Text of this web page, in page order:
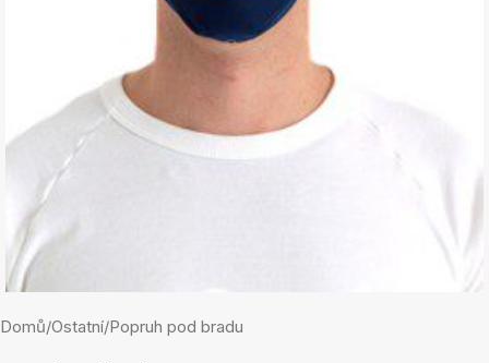
Domů/Ostatní/Popruh pod bradu